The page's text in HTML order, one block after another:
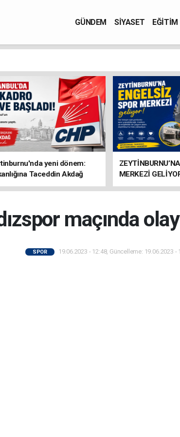
GÜNDEM SİYASET EĞİTİM
yeni dönem:
Taceddin Akdağ
MERKEZİ
maçında
SPOR 19.06.2023 - 12:48, Güncelleme: 19.06.2023 -